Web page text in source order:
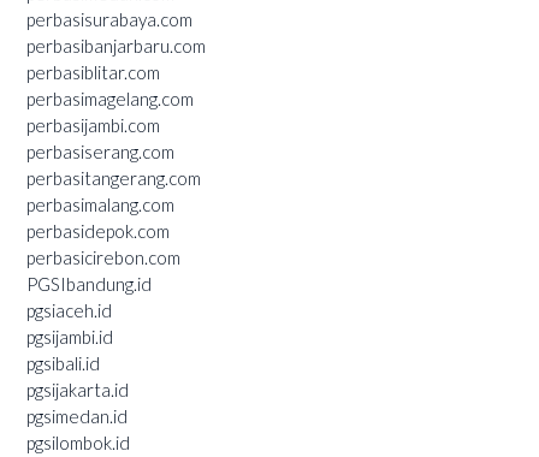
perbasisurabaya.com
perbasibanjarbaru.com
perbasiblitar.com
perbasimagelang.com
perbasijambi.com
perbasiserang.com
perbasitangerang.com
perbasimalang.com
perbasidepok.com
perbasicirebon.com
PGSIbandung.id
pgsiaceh.id
pgsijambi.id
pgsibali.id
pgsijakarta.id
pgsimedan.id
pgsilombok.id